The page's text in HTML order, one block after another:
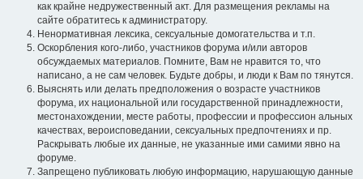
как крайне недружественный акт. Для размещения рекламы на
сайте обратитесь к администратору.
Ненормативная лексика, сексуальные домогательства и т.п.
Оскорбления кого-либо, участников форума и/или авторов
обсуждаемых материалов. Помните, Вам не нравится то, что
написано, а не сам человек. Будьте добры, и люди к Вам по тянутся.
Выяснять или делать предположения о возрасте участников
форума, их национальной или государственной принадлежности,
местонахождении, месте работы, профессии и профессион альных
качествах, вероисповедании, сексуальных предпочтениях и пр.
Раскрывать любые их данные, не указанные ими самими явно на
форуме.
Запрещено публиковать любую информацию, нарушающую данные